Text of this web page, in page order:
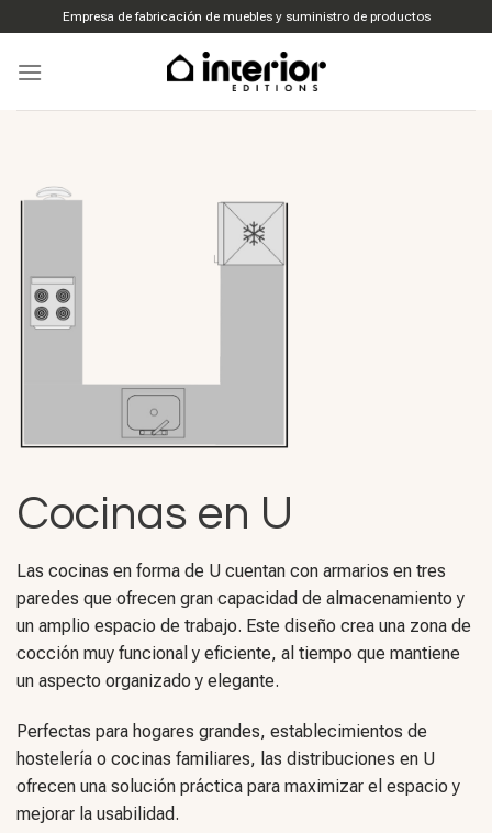
contenido
Empresa de fabricación de muebles y suministro de productos
Cocinas en U
Las cocinas en forma de U cuentan con armarios en tres
paredes que ofrecen gran capacidad de almacenamiento y
un amplio espacio de trabajo. Este diseño crea una zona de
cocción muy funcional y eficiente, al tiempo que mantiene
un aspecto organizado y elegante.
Perfectas para hogares grandes, establecimientos de
hostelería o cocinas familiares, las distribuciones en U
ofrecen una solución práctica para maximizar el espacio y
mejorar la usabilidad.